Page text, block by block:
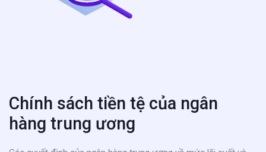
Chính sách tiền tệ của ngân
hàng trung ương